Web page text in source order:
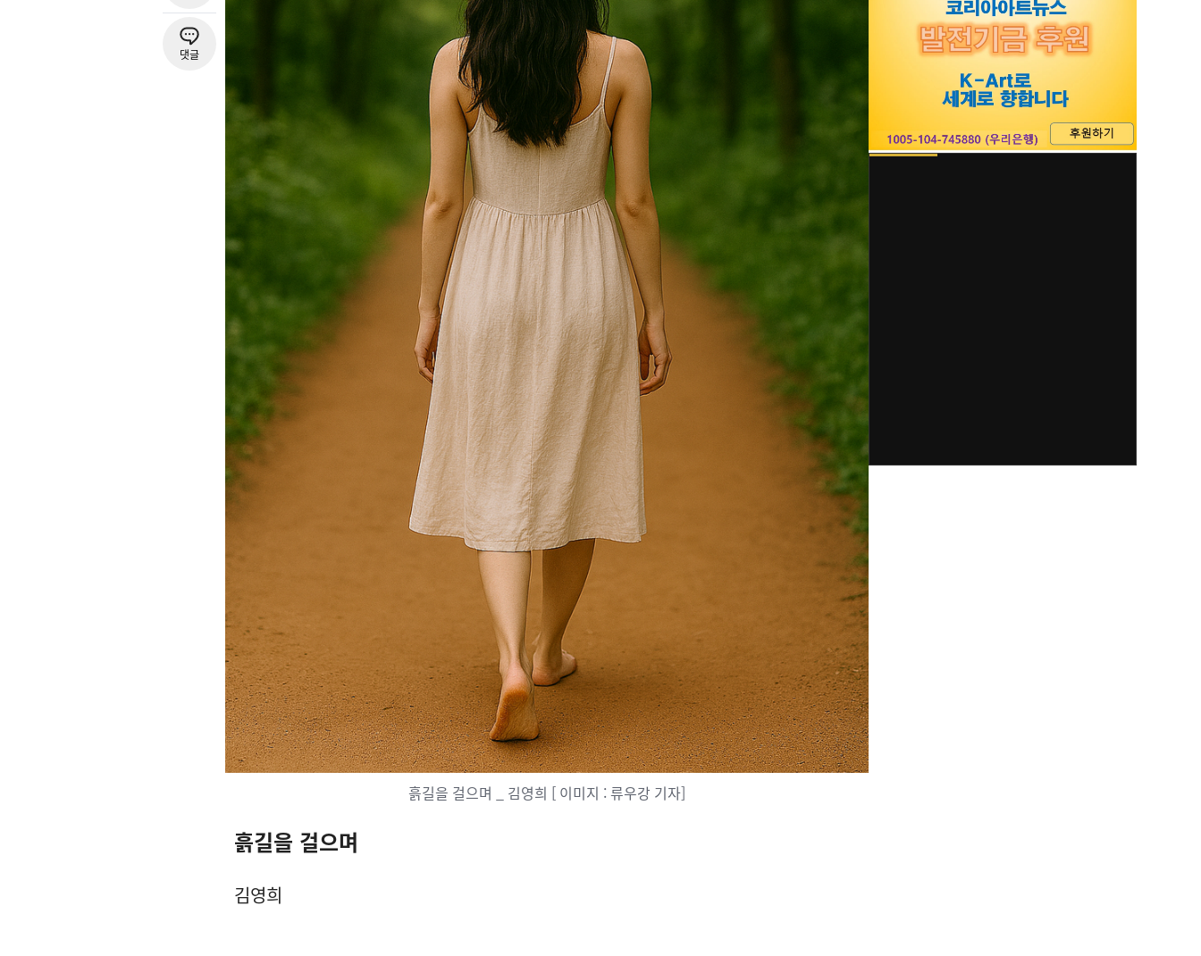
댓글
흙길을 걸으며 _ 김영희 [ 이미지 : 류우강 기자]
흙길을 걸으며
김영희